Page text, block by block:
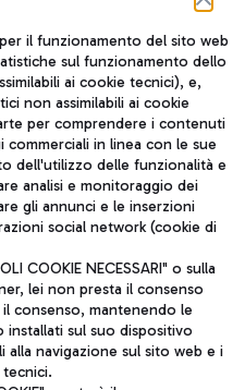
soggetta a direzione e
il funzionamento del sito web
sul funzionamento dello
ai cookie tecnici), e,
non assimilabili ai cookie
per comprendere i contenuti
commerciali in linea con le sue
dell'utilizzo delle funzionalità e
analisi e monitoraggio dei
gli annunci e le inserzioni
social network (cookie di
COOKIE NECESSARI" o sulla
lei non presta il consenso
consenso, mantenendo le
sul suo dispositivo
alla navigazione sul sito web e i
tecnici.